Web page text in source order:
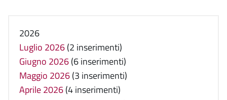
2026
Luglio 2026(2 inserimenti)
Giugno 2026(6 inserimenti)
Maggio 2026(3 inserimenti)
Aprile 2026(4 inserimenti)